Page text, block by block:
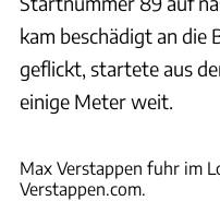
kam beschädigt an die
geflickt, startete aus
einige Meter weit.
Max Verstappen fuhr im
Verstappen.com.